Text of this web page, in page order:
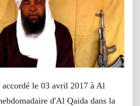
accordé le 03 avril 2017 à Al
d'Al Qaida dans la